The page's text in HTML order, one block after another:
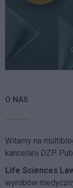
O NAS
Witamy na
kancelarii DZP.
Life Sciences
wyrobów